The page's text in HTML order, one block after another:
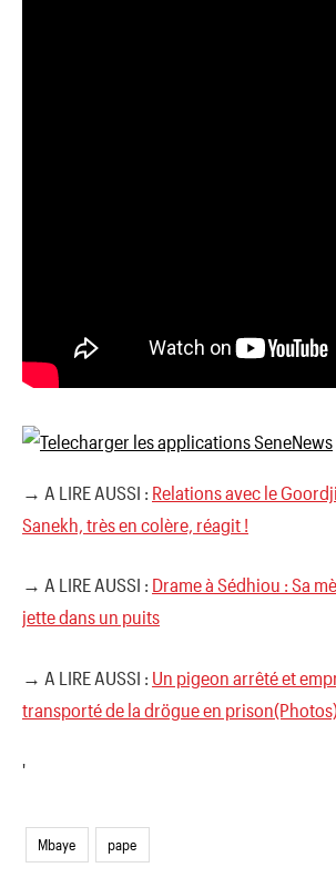
→ A LIRE AUSSI : Relations avec le
Sanekh, très en colère, réagit !
→ A LIRE AUSSI : Drame à Sédhiou : Sa
jette dans un puits
→ A LIRE AUSSI : Un pigeon arrêté et
transporté de la drögue en
'
Mbaye pape